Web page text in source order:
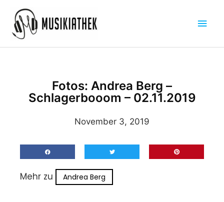
Inhalt
springen
Fotos: Andrea Berg –
Schlagerbooom – 02.11.2019
November 3, 2019
Mehr zu Andrea Berg